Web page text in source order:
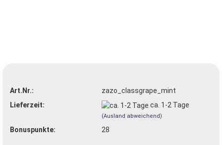
Art.Nr.:
zazo_classgrape_mint
Lieferzeit:
ca. 1-2 Tage
(Ausland abweichend)
Bonuspunkte: 28